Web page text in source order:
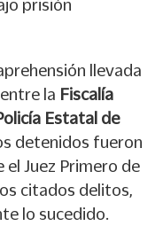
prisión
llevada
la Fiscalía
Estatal de
detenidos fueron
Juez Primero de
citados delitos,
lo sucedido.